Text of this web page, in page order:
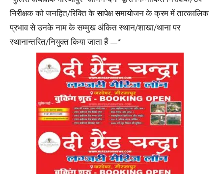
निरीक्षक को जनहित/रिक्ति के सापेक्ष समायोजन के क्रम में तात्कालिक
प्रभाव से उनके नाम के सम्मुख अंकित स्थान/शाखा/थाना पर
स्थानान्तरित/नियुक्त किया जाता हैं —*